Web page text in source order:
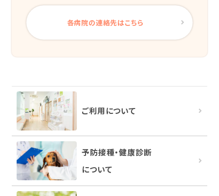
各病院の連絡先はこちら
ご利用について
予防接種・健康診断
について